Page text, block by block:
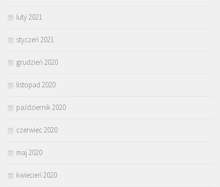
luty 2021
styczeń 2021
grudzień 2020
listopad 2020
październik 2020
czerwiec 2020
maj 2020
kwiecień 2020